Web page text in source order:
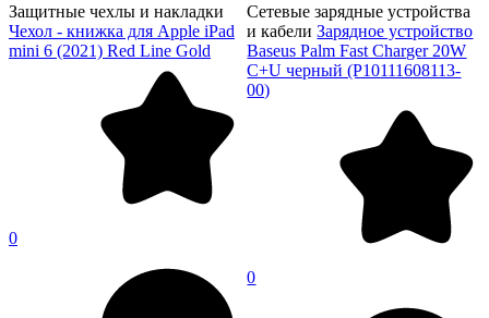
Защитные чехлы и накладки
Чехол - книжка для Apple iPad
mini 6 (2021) Red Line Gold
0
Сетевые зарядные устройства
и кабели Зарядное устройство
Baseus Palm Fast Charger 20W
C+U черный (P10111608113-
00)
0